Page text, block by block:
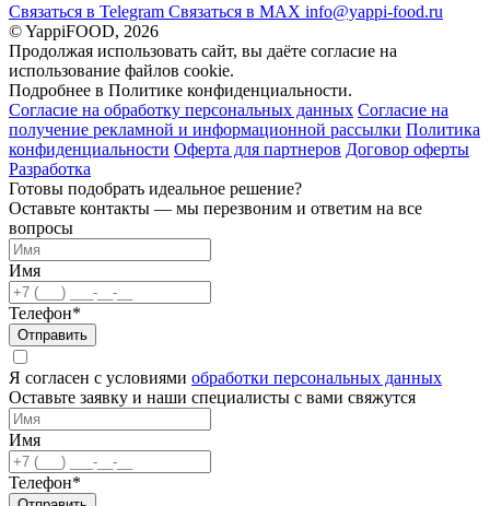
Связаться в Telegram Связаться в МАХ info@yappi-food.ru
© YappiFOOD, 2026
Продолжая использовать сайт, вы даёте согласие на
использование файлов cookie.
Подробнее в Политике конфиденциальности.
Согласие на обработку персональных данных Согласие на
получение рекламной и информационной рассылки Политика
конфиденциальности Оферта для партнеров Договор оферты
Разработка
Готовы подобрать идеальное решение?
Оставьте контакты — мы перезвоним и ответим на все
вопросы
Имя
Телефон*
Отправить
Я согласен с условиями обработки персональных данных
Оставьте заявку и наши специалисты с вами свяжутся
Имя
Телефон*